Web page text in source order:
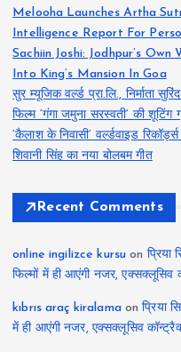
Melooha Launches Artha
Intelligence Report For
Sachiin Joshi: Jodhpur’s
Into King’s Mansion In Goa
सुर म्यूजिक वर्ल्ड प्रा.लि., निर्माता
फिल्म ‘गंगा जमुना सरस्वती’ की
‘कैलाश के निवासी’ वर्ल्डवाइड
शिवानी सिंह का नया बोलबम गीत
Recent Comments
online ingilizce kursu on प्रिया
फिल्मों में ही आएंगी नजर, एक्सक्लूसिव
kıbrıs araç kiralamaonप्रिया
में ही आएंगी नजर, एक्सक्लूसिव